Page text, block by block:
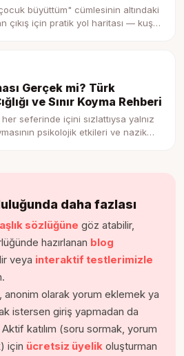
büyüttüm" cümlesinin altındaki
çıkış için pratik yol haritası — kuşak
Gerçek mi? Türk
ve Sınır Koyma Rehberi
seferinde içini sızlattıysa yalnız
psikolojik etkileri ve nazik
daha fazlası
sözlüğüne göz atabilir,
hazırlanan blog
veya interaktif testlerimizle
anonim olarak yorum eklemek ya
istersen giriş yapmadan da
katılım (soru sormak, yorum
için ücretsiz üyelik oluşturman